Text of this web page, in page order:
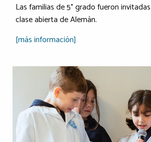
Las familias de 5° grado fueron
clase abierta de Alemán.
[más información]